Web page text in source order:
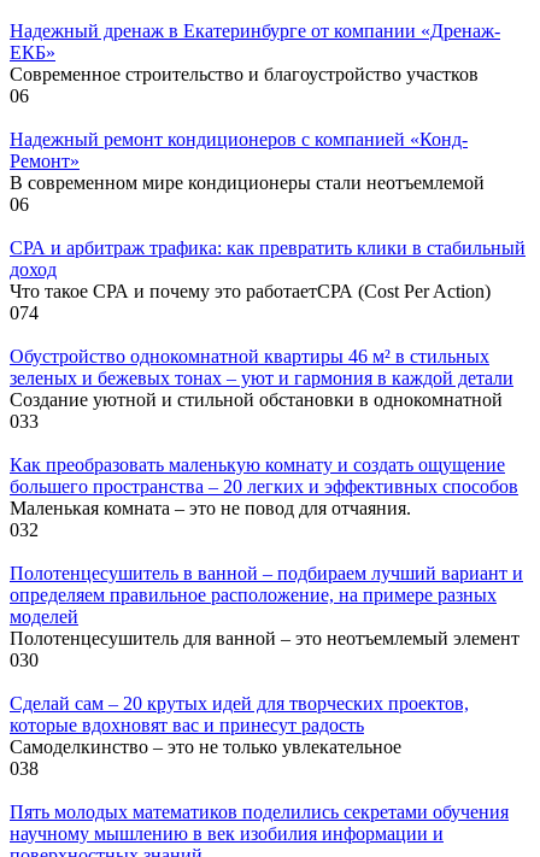
Надежный дренаж в Екатеринбурге от компании «Дренаж-
ЕКБ»
Современное строительство и благоустройство участков
06
Надежный ремонт кондиционеров с компанией «Конд-
Ремонт»
В современном мире кондиционеры стали неотъемлемой
06
СРА и арбитраж трафика: как превратить клики в стабильный
доход
Что такое СРА и почему это работаетСРА (Cost Per Action)
074
Обустройство однокомнатной квартиры 46 м² в стильных
зеленых и бежевых тонах – уют и гармония в каждой детали
Создание уютной и стильной обстановки в однокомнатной
033
Как преобразовать маленькую комнату и создать ощущение
большего пространства – 20 легких и эффективных способов
Маленькая комната – это не повод для отчаяния.
032
Полотенцесушитель в ванной – подбираем лучший вариант и
определяем правильное расположение, на примере разных
моделей
Полотенцесушитель для ванной – это неотъемлемый элемент
030
Сделай сам – 20 крутых идей для творческих проектов,
которые вдохновят вас и принесут радость
Самоделкинство – это не только увлекательное
038
Пять молодых математиков поделились секретами обучения
научному мышлению в век изобилия информации и